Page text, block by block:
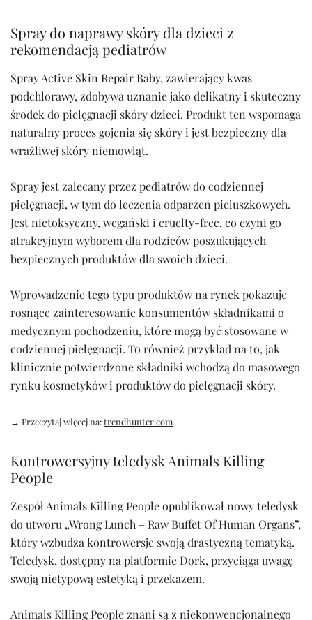
Spray do naprawy skóry dla dzieci z
rekomendacją pediatrów
Spray Active Skin Repair Baby, zawierający kwas
podchlorawy, zdobywa uznanie jako delikatny i skuteczny
środek do pielęgnacji skóry dzieci. Produkt ten wspomaga
naturalny proces gojenia się skóry i jest bezpieczny dla
wrażliwej skóry niemowląt.
Spray jest zalecany przez pediatrów do codziennej
pielęgnacji, w tym do leczenia odparzeń pieluszkowych.
Jest nietoksyczny, wegański i cruelty-free, co czyni go
atrakcyjnym wyborem dla rodziców poszukujących
bezpiecznych produktów dla swoich dzieci.
Wprowadzenie tego typu produktów na rynek pokazuje
rosnące zainteresowanie konsumentów składnikami o
medycznym pochodzeniu, które mogą być stosowane w
codziennej pielęgnacji. To również przykład na to, jak
klinicznie potwierdzone składniki wchodzą do masowego
rynku kosmetyków i produktów do pielęgnacji skóry.
→ Przeczytaj więcej na:trendhunter.com
Kontrowersyjny teledysk Animals Killing
People
Zespół Animals Killing People opublikował nowy teledysk
do utworu „Wrong Lunch – Raw Buffet Of Human Organs”,
który wzbudza kontrowersje swoją drastyczną tematyką.
Teledysk, dostępny na platformie Dork, przyciąga uwagę
swoją nietypową estetyką i przekazem.
Animals Killing People znani są z niekonwencjonalnego